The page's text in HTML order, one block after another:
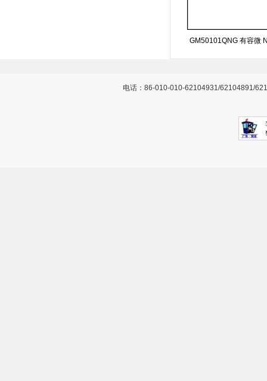
GM50101QNG 有容微
关稳压器
电话：86-010-010-62104931/62104891/